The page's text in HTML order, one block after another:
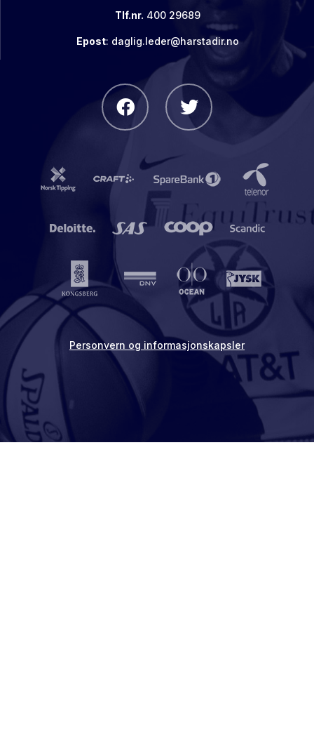
Tlf.nr. 400 29689
Epost: daglig.leder@harstadir.no
Personvern og informasjonskapsler